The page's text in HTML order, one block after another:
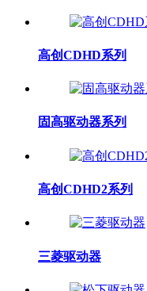
高创CDHD系列
固高驱动器系列
高创CDHD2系列
三菱驱动器